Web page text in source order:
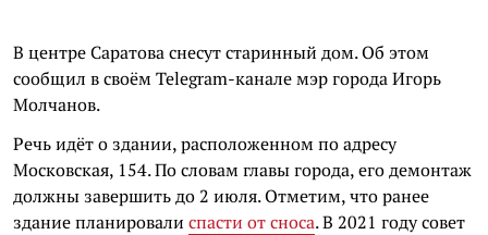
В центре Саратова снесут старинный дом. Об этом
сообщил в своём Telegram-канале мэр города Игорь
Молчанов.
Речь идёт о здании, расположенном по адресу
Московская, 154. По словам главы города, его демонтаж
должны завершить до 2 июля. Отметим, что ранее
здание планировали спасти от сноса. В 2021 году совет